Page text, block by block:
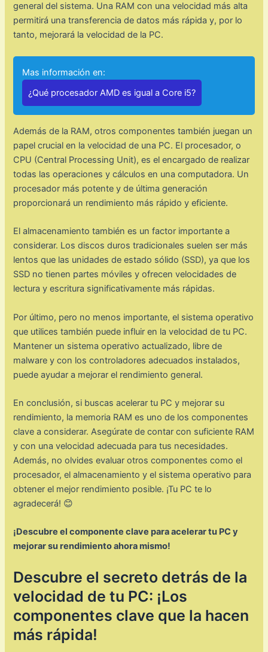
general del sistema. Una RAM con una velocidad más alta
permitirá una transferencia de datos más rápida y, por lo
tanto, mejorará la velocidad de la PC.
Mas información en:
¿Qué procesador AMD es igual a Core i5?
Además de la RAM, otros componentes también juegan un
papel crucial en la velocidad de una PC. El procesador, o
CPU (Central Processing Unit), es el encargado de realizar
todas las operaciones y cálculos en una computadora. Un
procesador más potente y de última generación
proporcionará un rendimiento más rápido y eficiente.
El almacenamiento también es un factor importante a
considerar. Los discos duros tradicionales suelen ser más
lentos que las unidades de estado sólido (SSD), ya que los
SSD no tienen partes móviles y ofrecen velocidades de
lectura y escritura significativamente más rápidas.
Por último, pero no menos importante, el sistema operativo
que utilices también puede influir en la velocidad de tu PC.
Mantener un sistema operativo actualizado, libre de
malware y con los controladores adecuados instalados,
puede ayudar a mejorar el rendimiento general.
En conclusión, si buscas acelerar tu PC y mejorar su
rendimiento, la memoria RAM es uno de los componentes
clave a considerar. Asegúrate de contar con suficiente RAM
y con una velocidad adecuada para tus necesidades.
Además, no olvides evaluar otros componentes como el
procesador, el almacenamiento y el sistema operativo para
obtener el mejor rendimiento posible. ¡Tu PC te lo
agradecerá! 😊
¡Descubre el componente clave para acelerar tu PC y
mejorar su rendimiento ahora mismo!
Descubre el secreto detrás de la
velocidad de tu PC: ¡Los
componentes clave que la hacen
más rápida!